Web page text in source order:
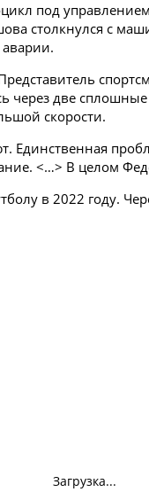
под
столкнулся с
аварии.
через две
скорости.
Единственная
<…> В целом
в 2022 году.
Загрузка...